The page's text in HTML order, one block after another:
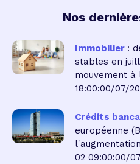
Nos
Immobilier :
stables en
mouvement
18:00:00/07/
Crédits
européenne
02 09:00:00/